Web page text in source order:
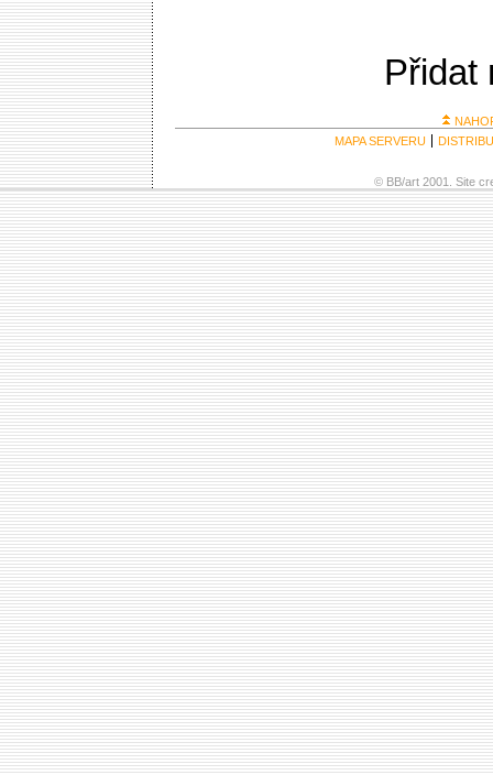
Přidat
MAPA SERVERU
© BB/art 2001. Site